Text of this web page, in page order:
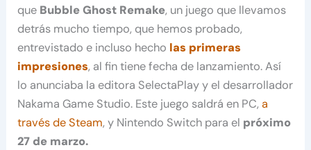
que Bubble Ghost Remake, un juego que llevamos
detrás mucho tiempo, que hemos probado,
entrevistado e incluso hecho las primeras
impresiones, al fin tiene fecha de lanzamiento. Así
lo anunciaba la editora SelectaPlay y el desarrollador
Nakama Game Studio. Este juego saldrá en PC,a
través de Steam, y Nintendo Switch para el próximo
27 de marzo.